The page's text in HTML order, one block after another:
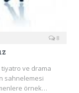
8
tiyatro ve drama
sahnelemesi
örnek…